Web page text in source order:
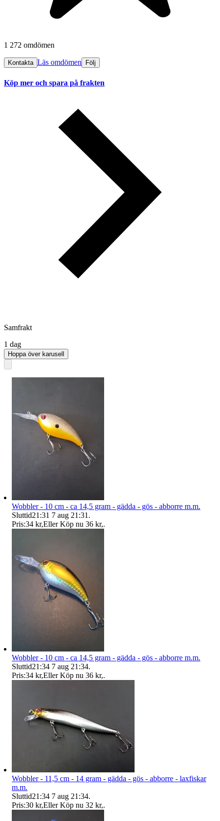
1 272 omdömen
Kontakta Läs omdömen Följ
Köp mer och spara på frakten
Samfrakt
1 dag
Hoppa över karusell
Wobbler - 10 cm - ca 14,5 gram - gädda - gös - abborre m.m.
Sluttid21:31 7 aug 21:31 .
Pris:34 kr,Eller Köp nu 36 kr,.
Wobbler - 10 cm - ca 14,5 gram - gädda - gös - abborre m.m.
Sluttid21:34 7 aug 21:34.
Pris:34 kr,Eller Köp nu 36 kr,.
Wobbler - 11,5 cm - 14 gram - gädda - gös - abborre - laxfiskar
m.m.
Sluttid21:34 7 aug 21:34.
Pris:30 kr,Eller Köp nu 32 kr,.